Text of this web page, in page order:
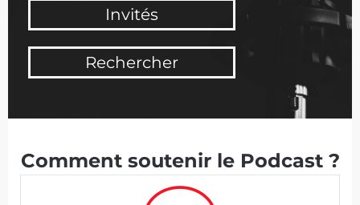
Invités
Rechercher
Comment soutenir le Podcast ?